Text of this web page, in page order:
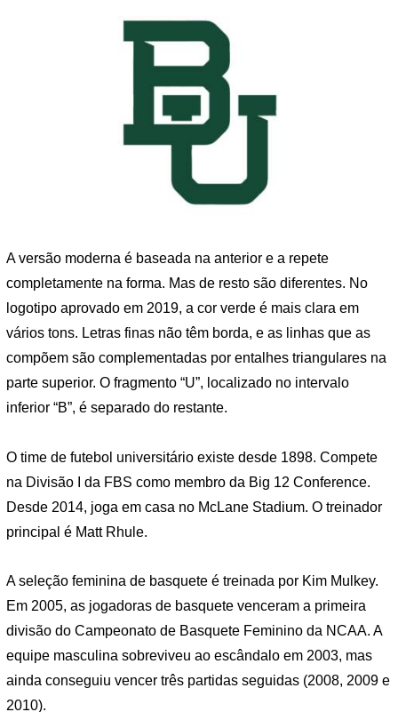
A versão moderna é baseada na anterior e a repete
completamente na forma. Mas de resto são diferentes. No
logotipo aprovado em 2019, a cor verde é mais clara em
vários tons. Letras finas não têm borda, e as linhas que as
compõem são complementadas por entalhes triangulares na
parte superior. O fragmento “U”, localizado no intervalo
inferior “B”, é separado do restante.
O time de futebol universitário existe desde 1898. Compete
na Divisão I da FBS como membro da Big 12 Conference.
Desde 2014, joga em casa no McLane Stadium. O treinador
principal é Matt Rhule.
A seleção feminina de basquete é treinada por Kim Mulkey.
Em 2005, as jogadoras de basquete venceram a primeira
divisão do Campeonato de Basquete Feminino da NCAA. A
equipe masculina sobreviveu ao escândalo em 2003, mas
ainda conseguiu vencer três partidas seguidas (2008, 2009 e
2010).